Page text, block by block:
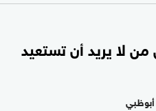
لا يريد أن تستعيد